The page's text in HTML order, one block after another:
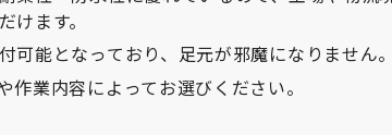
ます。
能となっており、足元が邪魔になりません。
業内容によってお選びください。